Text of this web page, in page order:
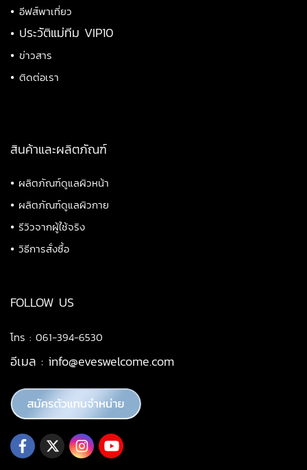
• อีฟส์พาเที่ยว
• ประวัติแม่ทีม VIP10
• ข่าวสาร
• ติดต่อเรา
สินค้าและผลิตภัณฑ์
• ผลิตภัณฑ์ดูแลผิวหน้า
• ผลิตภัณฑ์ดูแลผิวกาย
• รีวิวจากผู้ใช้จริง
• วิธีการสั่งซื้อ
FOLLOW US
โทร : 061-394-6530
อีเมล : info@eveswelcome.com